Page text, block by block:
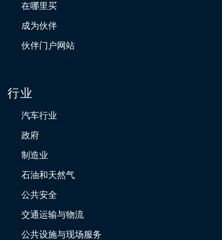
在哪里买
成为伙伴
伙伴门户网站
行业
汽车行业
政府
制造业
石油和天然气
公共安全
交通运输与物流
公共设施与现场服务